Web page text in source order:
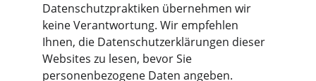
Datenschutzpraktiken übernehmen wir
keine Verantwortung. Wir empfehlen
Ihnen, die Datenschutzerklärungen dieser
Websites zu lesen, bevor Sie
personenbezogene Daten angeben.